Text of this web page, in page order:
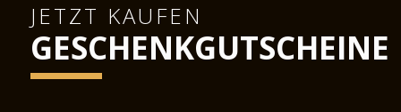
JETZT KAUFEN
GESCHENKGUTSCHEINE